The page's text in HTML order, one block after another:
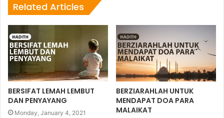
Related Articles
BERSIFAT LEMAH LEMBUT
DAN PENYAYANG
Monday, January 4, 2021
BERZIARAHLAH UNTUK
MENDAPAT DOA PARA
MALAIKAT